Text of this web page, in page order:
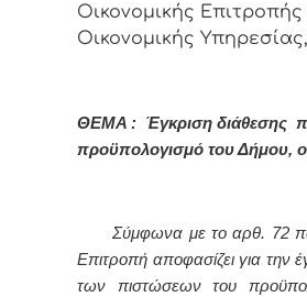
Οικονομικής
Οικονομικής
ΘΕΜΑ : Έγκριση διάθεσης
προϋπολογισμό του Δήμου,
Σύμφωνα με το αρθ. 72
Επιτροπή αποφασίζει για την
των πιστώσεων του